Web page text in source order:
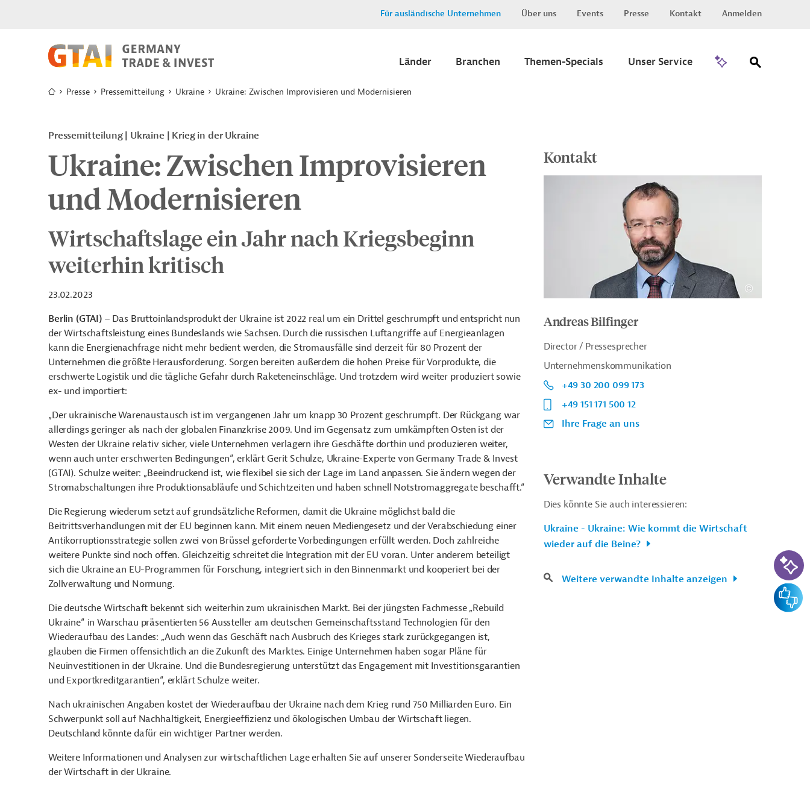
Für ausländische Unternehmen Über uns Events Presse Kontakt Anmelden
Länder Branchen Themen-Specials Unser Service
Presse Pressemitteilung Ukraine Ukraine: Zwischen Improvisieren und Modernisieren
Pressemitteilung Ukraine Krieg in der Ukraine
Ukraine: Zwischen Improvisieren
und Modernisieren
Wirtschaftslage ein Jahr nach Kriegsbeginn
weiterhin kritisch
23.02.2023
Berlin (GTAI)– Das Bruttoinlandsprodukt der Ukraine ist 2022 real um ein Drittel geschrumpft und entspricht nun
der Wirtschaftsleistung eines Bundeslands wie Sachsen. Durch die russischen Luftangriffe auf Energieanlagen
kann die Energienachfrage nicht mehr bedient werden, die Stromausfälle sind derzeit für 80 Prozent der
Unternehmen die größte Herausforderung. Sorgen bereiten außerdem die hohen Preise für Vorprodukte, die
erschwerte Logistik und die tägliche Gefahr durch Raketeneinschläge. Und trotzdem wird weiter produziert sowie
ex- und importiert:
„Der ukrainische Warenaustausch ist im vergangenen Jahr um knapp 30 Prozent geschrumpft. Der Rückgang war
allerdings geringer als nach der globalen Finanzkrise 2009. Und im Gegensatz zum umkämpften Osten ist der
Westen der Ukraine relativ sicher, viele Unternehmen verlagern ihre Geschäfte dorthin und produzieren weiter,
wenn auch unter erschwerten Bedingungen“, erklärt Gerit Schulze, Ukraine-Experte von Germany Trade & Invest
(GTAI). Schulze weiter: „Beeindruckend ist, wie flexibel sie sich der Lage im Land anpassen. Sie ändern wegen der
Stromabschaltungen ihre Produktionsabläufe und Schichtzeiten und haben schnell Notstromaggregate beschafft.“
Die Regierung wiederum setzt auf grundsätzliche Reformen, damit die Ukraine möglichst bald die
Beitrittsverhandlungen mit der EU beginnen kann. Mit einem neuen Mediengesetz und der Verabschiedung einer
Antikorruptionsstrategie sollen zwei von Brüssel geforderte Vorbedingungen erfüllt werden. Doch zahlreiche
weitere Punkte sind noch offen. Gleichzeitig schreitet die Integration mit der EU voran. Unter anderem beteiligt
sich die Ukraine an EU-Programmen für Forschung, integriert sich in den Binnenmarkt und kooperiert bei der
Zollverwaltung und Normung.
Die deutsche Wirtschaft bekennt sich weiterhin zum ukrainischen Markt. Bei der jüngsten Fachmesse „Rebuild
Ukraine“ in Warschau präsentierten 56 Aussteller am deutschen Gemeinschaftsstand Technologien für den
Wiederaufbau des Landes: „Auch wenn das Geschäft nach Ausbruch des Krieges stark zurückgegangen ist,
glauben die Firmen offensichtlich an die Zukunft des Marktes. Einige Unternehmen haben sogar Pläne für
Neuinvestitionen in der Ukraine. Und die Bundesregierung unterstützt das Engagement mit Investitionsgarantien
und Exportkreditgarantien“, erklärt Schulze weiter.
Nach ukrainischen Angaben kostet der Wiederaufbau der Ukraine nach dem Krieg rund 750 Milliarden Euro. Ein
Schwerpunkt soll auf Nachhaltigkeit, Energieeffizienz und ökologischen Umbau der Wirtschaft liegen.
Deutschland könnte dafür ein wichtiger Partner werden.
Weitere Informationen und Analysen zur wirtschaftlichen Lage erhalten Sie auf unserer Sonderseite Wiederaufbau
der Wirtschaft in der Ukraine.
Kontakt
Andreas Bilfinger
Director / Pressesprecher
Unternehmenskommunikation
+49 30 200 099 173
+49 151 171 500 12
Ihre Frage an uns
Verwandte Inhalte
Dies könnte Sie auch interessieren:
Ukraine - Ukraine: Wie kommt die Wirtschaft
wieder auf die Beine?
Weitere verwandte Inhalte anzeigen
KI-